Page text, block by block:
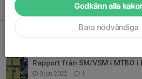
0
MTBO-DM - passa på att prova
Rapport från SM/VSM i MTBO i
9 jun 2022 1
Godkänn alla
Bara nödvändiga